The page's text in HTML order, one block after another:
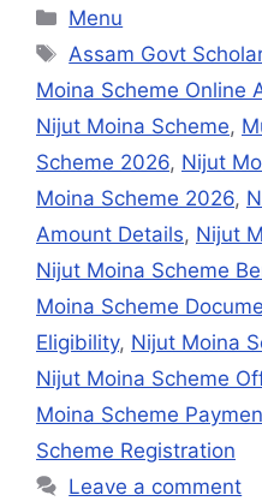
Categories
Menu
Tags
Assam Govt
Moina Scheme Online
Nijut Moina Scheme,
Scheme 2026, Nijut
Moina Scheme 2026,
Amount Details, Nijut
Nijut Moina Scheme
Moina Scheme
Eligibility, Nijut Moina
Nijut Moina Scheme
Moina Scheme
Scheme Registration
Leave a comment